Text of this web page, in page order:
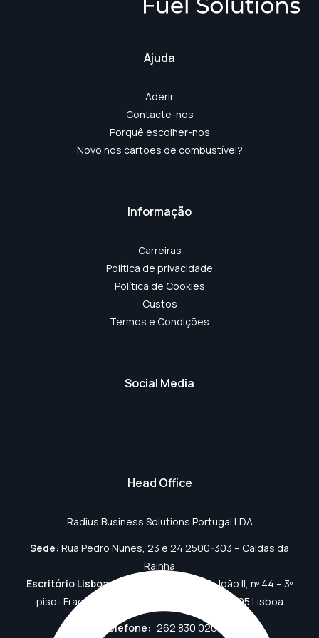
Ajuda
Aderir
Contacte-nos
Porquê escolher-nos
Novo nos cartões de combustível?
Informação
Carreiras
Política de privacidade
Política de Cookies
Custos
Termos e Condições
Social Media
Head Office
Radius Business Solutions Portugal LDA
Sede: Rua Pedro Nunes, 23 e 24 2500-303 – Caldas da
Rainha
Escritório Lisboa:Edifício Atlantis, Av. D. João II, nº 44 – 3º
piso- Fração A Parque das Nações, 1990-095 Lisboa
Telefone: 262 830 020